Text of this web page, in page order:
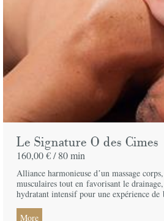
Le Signature O des Cimes
160,00 € /80 min
Alliance harmonieuse dʼun massage
musculaires tout enfavorisant le
hydratant intensif pour une expérience de
More